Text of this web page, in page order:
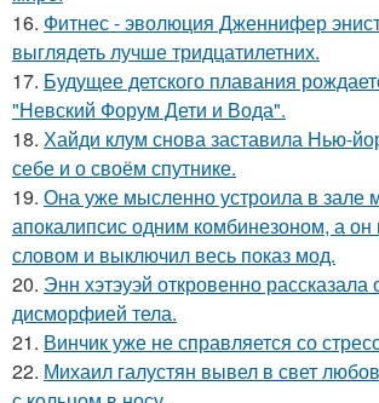
16. Фитнес - эволюция Дженнифер
выглядеть лучше тридцатилетних.
17. Будущее детского плавания
"Невский Форум Дети и Вода".
18. Хайди клум снова заставила Нью-
себе и о своём спутнике.
19. Она уже мысленно устроила в зале
апокалипсис одним комбинезоном, а
словом и выключил весь показ мод.
20. Энн хэтэуэй откровенно рассказала
дисморфией тела.
21. Винчик уже не справляется со
22. Михаил галустян вывел в свет